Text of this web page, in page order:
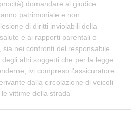
domandare al giudice
patrimoniale e non
di diritti inviolabili della
e ai rapporti parentali o
nei confronti del responsabile
altri soggetti che per la legge
ivi compreso l'assicuratore
dalla circolazione di veicoli
vittime della strada